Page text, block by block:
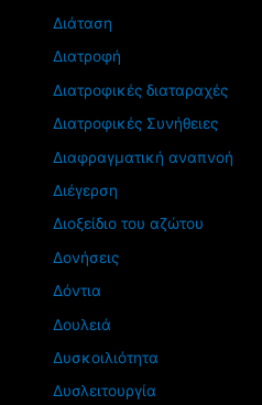
Διάταση
Διατροφή
Διατροφικές διαταραχές
Διατροφικές Συνήθειες
Διαφραγματική αναπνοή
Διέγερση
Διοξείδιο του αζώτου
Δονήσεις
Δόντια
Δουλειά
Δυσκοιλιότητα
Δυσλειτουργία